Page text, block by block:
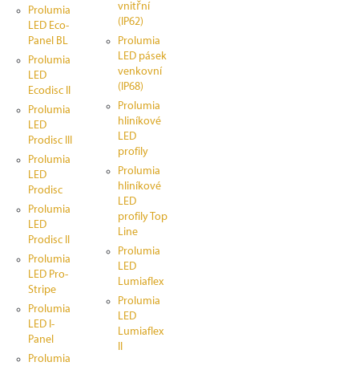
Prolumia
LED Eco-
Panel BL
Prolumia
LED
Ecodisc II
Prolumia
LED
Prodisc III
Prolumia
LED
Prodisc
Prolumia
LED
Prodisc II
Prolumia
LED Pro-
Stripe
Prolumia
LED I-
Panel
Prolumia
vnitřní
(IP62)
Prolumia
LED pásek
venkovní
(IP68)
Prolumia
hliníkové
LED
profily
Prolumia
hliníkové
LED
profily Top
Line
Prolumia
LED
Lumiaflex
Prolumia
LED
Lumiaflex
II